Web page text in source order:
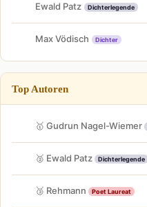
Ewald Patz Dichterlegende
Max Vödisch Dichter
Top Autoren
🥇 Gudrun Nagel-Wiemer
🥈 Ewald Patz Dichterlegende
🥉 Rehmann Poet Laureat